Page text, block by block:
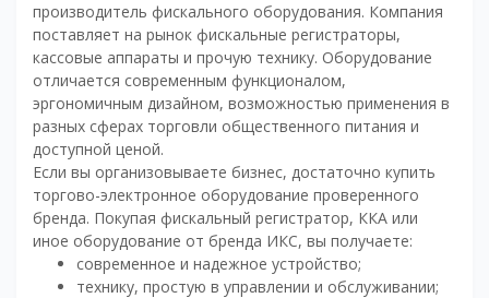
производитель фискального оборудования. Компания
поставляет на рынок фискальные регистраторы,
кассовые аппараты и прочую технику. Оборудование
отличается современным функционалом,
эргономичным дизайном, возможностью применения в
разных сферах торговли общественного питания и
доступной ценой.
Если вы организовываете бизнес, достаточно купить
торгово-электронное оборудование проверенного
бренда. Покупая фискальный регистратор, ККА или
иное оборудование от бренда ИКС, вы получаете:
современное и надежное устройство;
технику, простую в управлении и обслуживании;